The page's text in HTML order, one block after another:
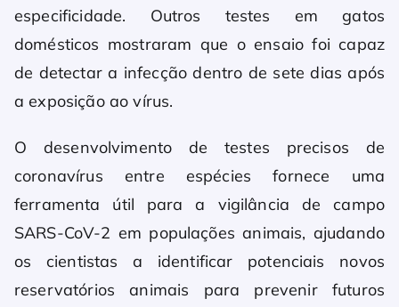
especificidade. Outros testes em gatos
domésticos mostraram que o ensaio foi capaz
de detectar a infecção dentro de sete dias após
a exposição ao vírus.
O desenvolvimento de testes precisos de
coronavírus entre espécies fornece uma
ferramenta útil para a vigilância de campo
SARS-CoV-2 em populações animais, ajudando
os cientistas a identificar potenciais novos
reservatórios animais para prevenir futuros